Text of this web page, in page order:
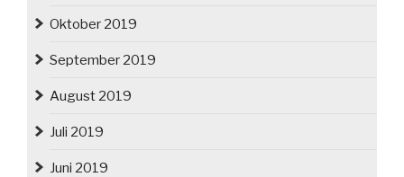
Oktober 2019
September 2019
August 2019
Juli 2019
Juni 2019